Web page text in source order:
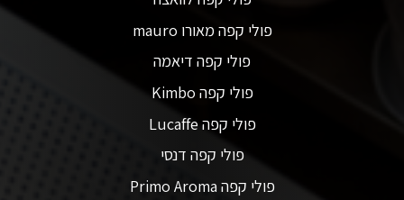
פולי קפה מאורו mauro
פולי קפה דיאמה
פולי קפה Kimbo
פולי קפה Lucaffe
פולי קפה דנסי
פולי קפה Primo Aroma